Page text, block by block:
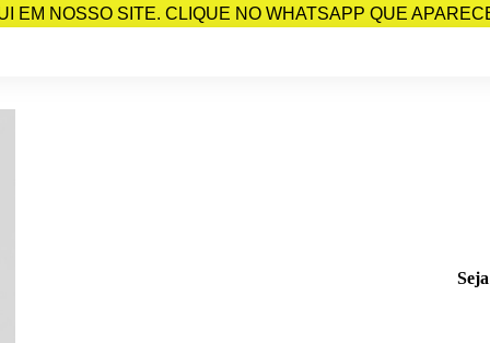
EM NOSSO SITE. CLIQUE NO WHATSAPP QUE